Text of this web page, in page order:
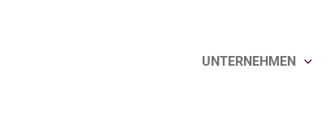
UNTERNEHMEN